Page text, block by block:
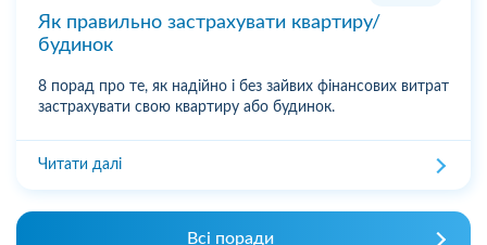
Як правильно застрахувати квартиру/
будинок
8 порад про те, як надійно і без зайвих фінансових витрат
застрахувати свою квартиру або будинок.
Читати далі
Всі поради